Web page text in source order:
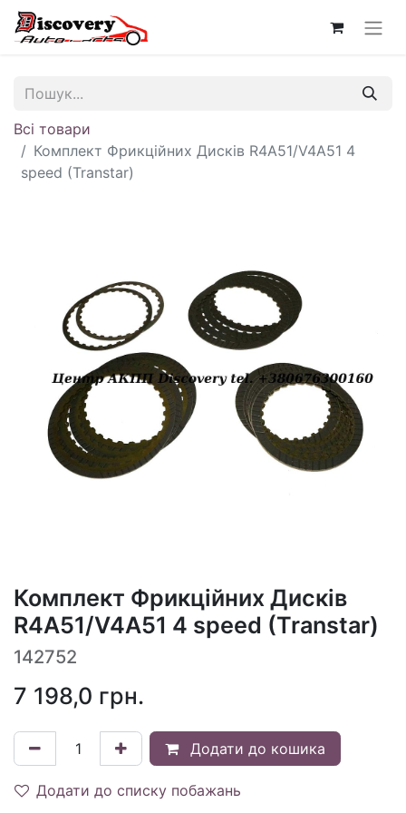
Всі товари
Комплект Фрикційних Дисків R4A51/V4A51 4
speed (Transtar)
Комплект Фрикційних Дисків
R4A51/V4A51 4 speed (Transtar)
142752
7 198,0 грн.
Додати до кошика
Додати до списку побажань